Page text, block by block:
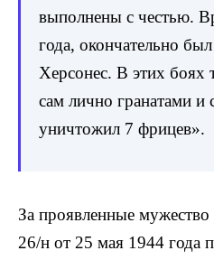
выполнены с честью.
года, окончательно
Херсонес. В этих боях
сам лично гранатами и
уничтожил 7 фрицев».
За проявленные
26/н от 25 мая 1944 года